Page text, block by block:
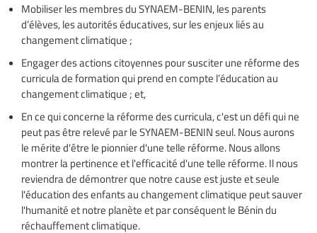
Mobiliser les membres du SYNAEM-BENIN, les parents
d’élèves, les autorités éducatives, sur les enjeux liés au
changement climatique ;
Engager des actions citoyennes pour susciter une réforme des
curricula de formation qui prend en compte l’éducation au
changement climatique ; et,
En ce qui concerne la réforme des curricula, c'est un défi qui ne
peut pas être relevé par le SYNAEM-BENIN seul. Nous aurons
le mérite d'être le pionnier d'une telle réforme. Nous allons
montrer la pertinence et l'efficacité d'une telle réforme. Il nous
reviendra de démontrer que notre cause est juste et seule
l'éducation des enfants au changement climatique peut sauver
l'humanité et notre planète et par conséquent le Bénin du
réchauffement climatique.